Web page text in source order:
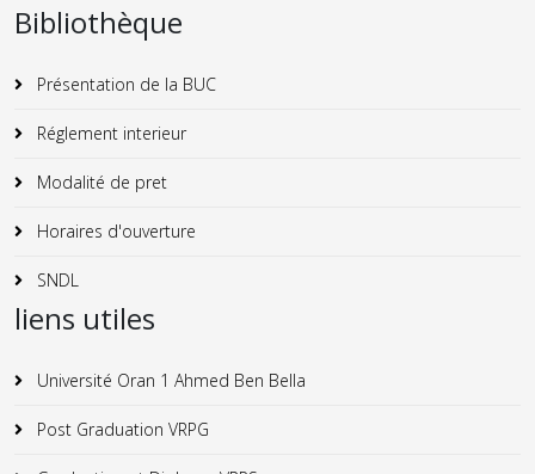
Bibliothèque
Présentation de la BUC
Réglement interieur
Modalité de pret
Horaires d'ouverture
SNDL
liens utiles
Université Oran 1 Ahmed Ben Bella
Post Graduation VRPG